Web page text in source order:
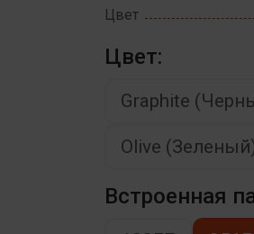
Цвет
Цвет:
Graphite
Olive
Встроенная